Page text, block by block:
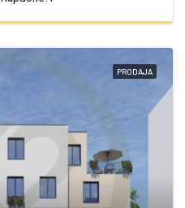
PRODAJA